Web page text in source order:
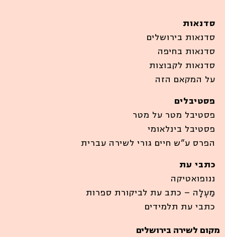
סדנאות
סדנאות בירושלים
סדנאות בחיפה
סדנאות לקבוצות
על המקאם הזה
פסטיבלים
פסטיבל מטר על מטר
פסטיבל בינלאומי
הפרס ע”ש חיים גורי לשירה עברית
כתבי עת
ננופואטיקה
מַעְלָה – כתב עת לביקורת ספרות
כתבי עת תלמידים
מקום לשירה בירושלים